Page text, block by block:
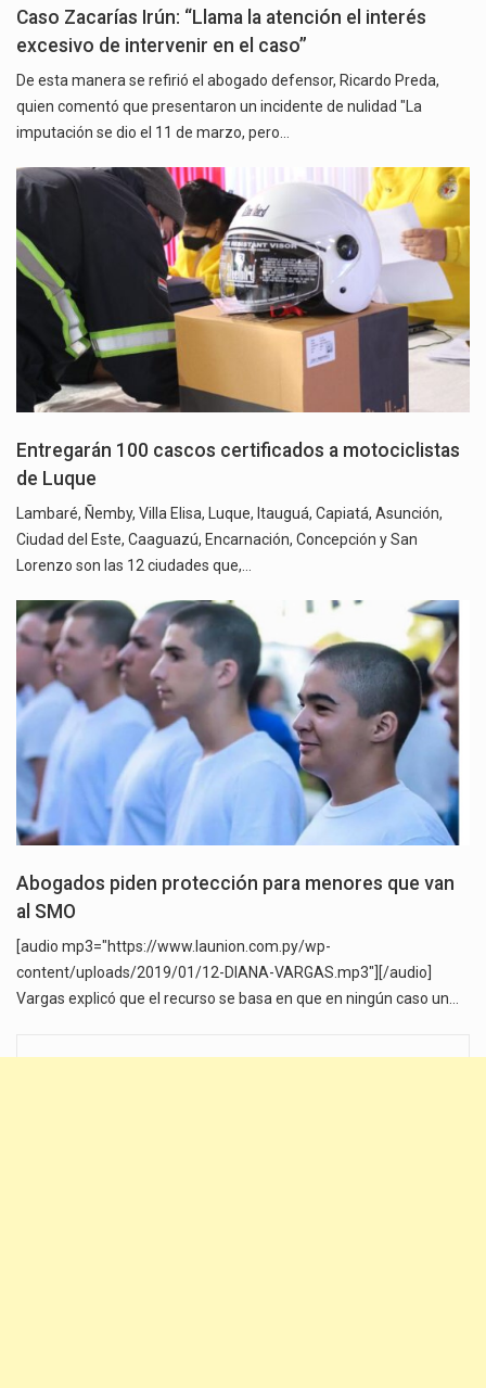
Caso Zacarías Irún: “Llama la atención el interés
excesivo de intervenir en el caso”
De esta manera se refirió el abogado defensor, Ricardo Preda,
quien comentó que presentaron un incidente de nulidad "La
imputación se dio el 11 de marzo, pero…
Entregarán 100 cascos certificados a motociclistas
de Luque
Lambaré, Ñemby, Villa Elisa, Luque, Itauguá, Capiatá, Asunción,
Ciudad del Este, Caaguazú, Encarnación, Concepción y San
Lorenzo son las 12 ciudades que,…
Abogados piden protección para menores que van
al SMO
[audio mp3="https://www.launion.com.py/wp-
content/uploads/2019/01/12-DIANA-VARGAS.mp3"][/audio]
Vargas explicó que el recurso se basa en que en ningún caso un…